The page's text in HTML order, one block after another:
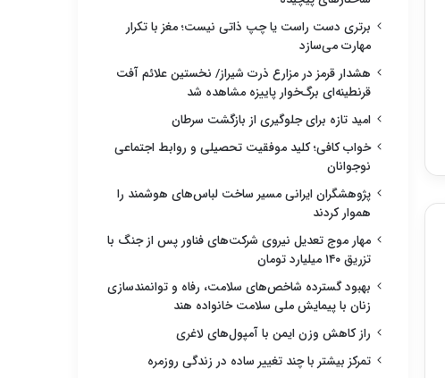
برتری دست راست یا چپ ذاتی نیست؛ مغز با تکرار
مهارت می‌سازد
هشدار قرمز در مزارع ذرت شیراز/ نخستین علائم آفت
قرنطینه‌ای برگ‌خوار پاییزه مشاهده شد
امید تازه برای جلوگیری از بازگشت سرطان
خواب کافی؛ کلید موفقیت تحصیلی و روابط اجتماعی
نوجوانان
پژوهشگران ایرانی مسیر ساخت لباس‌های هوشمند را
هموار کردند
مهار موج تعدیل نیروی شرکت‌های فناور پس از جنگ با
تزریق ۱۴۰ میلیارد تومان
بهبود گسترده شاخص‌های سلامت، رفاه و توانمندسازی
زنان با پیمایش ملی سلامت خانواده هند
راز کاهش وزن ایمن با آمپول‌های لاغری
تمرکز بیشتر با چند تغییر ساده در زندگی روزمره